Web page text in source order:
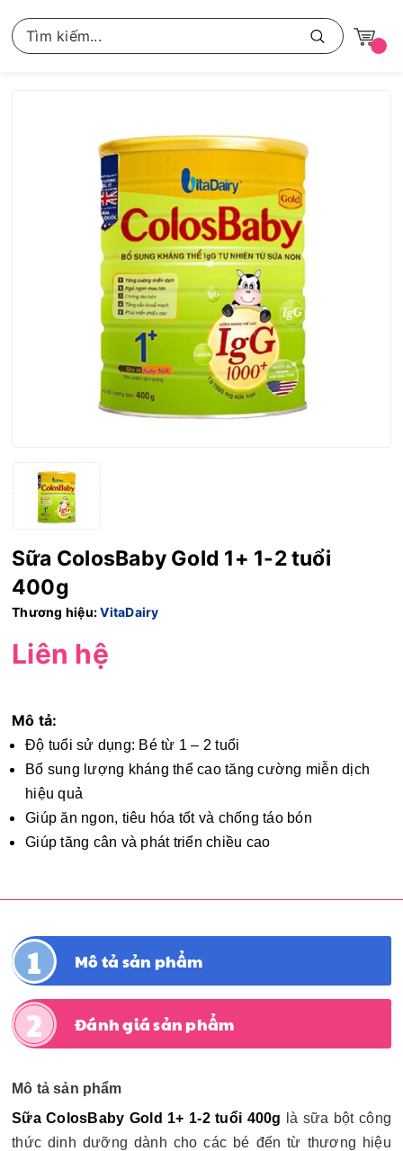
Sữa ColosBaby Gold 1+ 1-2 tuổi
400g
Thương hiệu:VitaDairy
Liên hệ
Mô tả:
Độ tuổi sử dụng: Bé từ 1 – 2 tuổi
Bổ sung lượng kháng thể cao tăng cường miễn dịch
hiệu quả
Giúp ăn ngon, tiêu hóa tốt và chống táo bón
Giúp tăng cân và phát triển chiều cao
Mô tả sản phẩm
Đánh giá sản phẩm
Mô tả sản phẩm
Sữa ColosBaby Gold 1+ 1-2 tuổi 400g là sữa bột công
thức dinh dưỡng dành cho các bé đến từ thương hiệu